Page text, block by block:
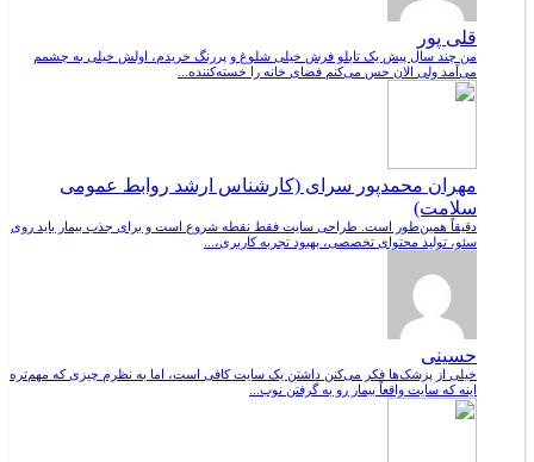
قلی پور
من چند سال پیش یک تابلو فرش خیلی شلوغ و پررنگ خریدم، اولش خیلی به چشمم
می‌آمد ولی الان حس می‌کنم فضای خانه را خسته‌کننده...
مهران محمدپور سرای (کارشناس ارشد روابط عمومی
سلامت)
دقیقاً همین‌طور است. طراحی سایت فقط نقطه شروع است و برای جذب بیمار باید روی
سئو، تولید محتوای تخصصی، بهبود تجربه کاربری،...
حسینی
خیلی از پزشک‌ها فکر می‌کنن داشتن یک سایت کافی است، اما به نظرم چیزی که مهم‌تره
اینه که سایت واقعاً بیمار رو به گرفتن نوب...